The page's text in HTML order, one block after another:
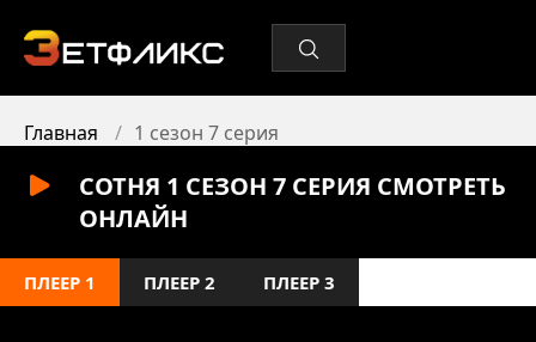
Главная 1 сезон 7 серия
СОТНЯ 1 СЕЗОН 7 СЕРИЯ СМОТРЕТЬ
ОНЛАЙН
ПЛЕЕР 1 ПЛЕЕР 2 ПЛЕЕР 3